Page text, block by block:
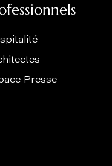
Presse